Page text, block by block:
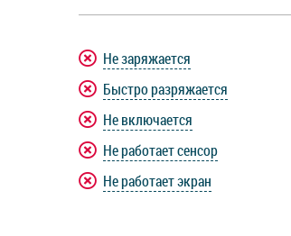
Не заряжается
Быстро разряжается
Не включается
Не работает сенсор
Не работает экран